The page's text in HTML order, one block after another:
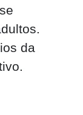
da